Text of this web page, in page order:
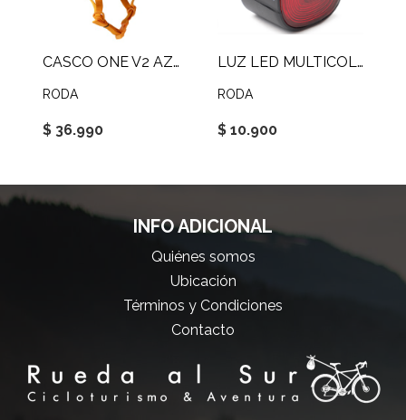
CASCO ONE V2 AZUL
RODA
$ 36.990
LUZ LED MULTICOLOR
RODA
$ 10.900
INFO ADICIONAL
Quiénes somos
Ubicación
Términos y Condiciones
Contacto